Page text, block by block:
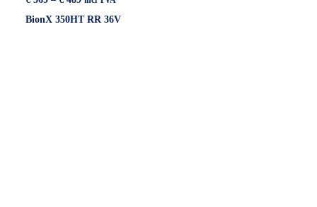
€ 369
BionX 350HT RR 36V